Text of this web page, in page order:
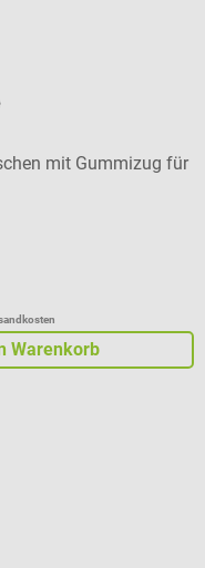
mit Gummizug für
Warenkorb